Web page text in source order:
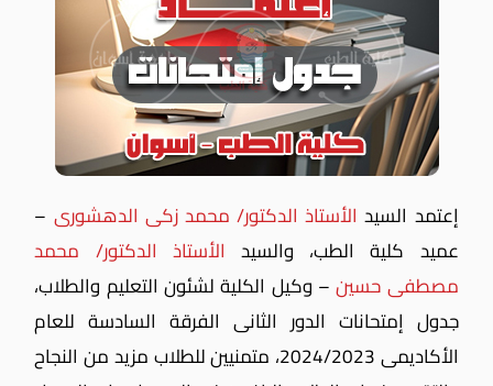
إعتمد السيد الأستاذ الدكتور/ محمد زكى الدهشورى –
عميد كلية الطب، والسيد الأستاذ الدكتور/ محمد
مصطفى حسين– وكيل الكلية لشئون التعليم والطلاب،
جدول إمتحانات الدور الثانى الفرقة السادسة للعام
الأكاديمى 2024/2023، متمنيين للطلاب مزيد من النجاح